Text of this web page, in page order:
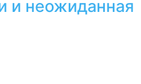
и неожиданная